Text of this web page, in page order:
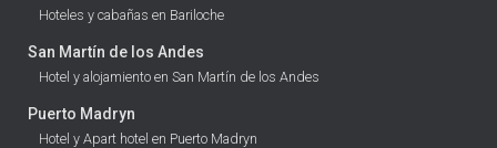
Hoteles y cabañas en Bariloche
San Martín de los Andes
Hotel y alojamiento en San Martín de los Andes
Puerto Madryn
Hotel y Apart hotel en Puerto Madryn